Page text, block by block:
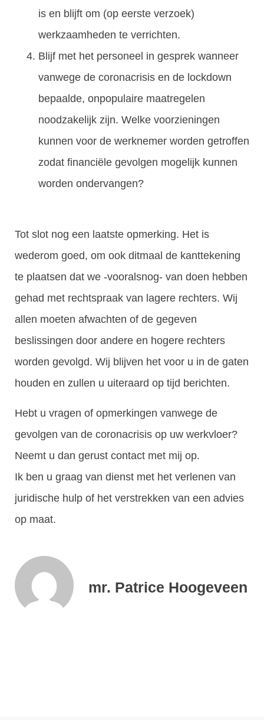
is en blijft om (op eerste verzoek)
werkzaamheden te verrichten.
Blijf met het personeel in gesprek wanneer
vanwege de coronacrisis en de lockdown
bepaalde, onpopulaire maatregelen
noodzakelijk zijn. Welke voorzieningen
kunnen voor de werknemer worden getroffen
zodat financiële gevolgen mogelijk kunnen
worden ondervangen?
Tot slot nog een laatste opmerking. Het is
wederom goed, om ook ditmaal de kanttekening
te plaatsen dat we -vooralsnog- van doen hebben
gehad met rechtspraak van lagere rechters. Wij
allen moeten afwachten of de gegeven
beslissingen door andere en hogere rechters
worden gevolgd. Wij blijven het voor u in de gaten
houden en zullen u uiteraard op tijd berichten.
Hebt u vragen of opmerkingen vanwege de
gevolgen van de coronacrisis op uw werkvloer?
Neemt u dan gerust contact met mij op.
Ik ben u graag van dienst met het verlenen van
juridische hulp of het verstrekken van een advies
op maat.
mr. Patrice Hoogeveen